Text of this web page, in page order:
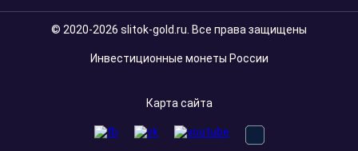
© 2020-2026 slitok-gold.ru. Все права защищены
Инвестиционные монеты России
Карта сайта